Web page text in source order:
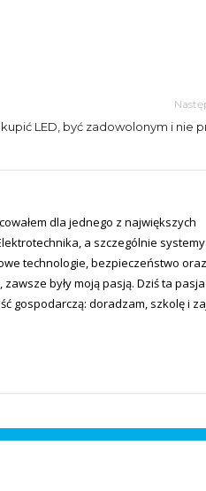
LED, być zadowolonym i nie
dla jednego z największych
a szczególnie systemy
technologie, bezpieczeństwo oraz
były moją pasją. Dziś ta pasja
gospodarczą: doradzam, szkolę i